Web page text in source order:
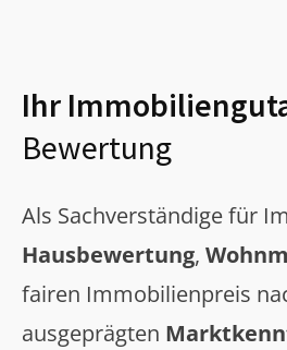
Ihr
Bewertung
Als Sachverständige für
Hausbewertung,
fairen Immobilienpreis
ausgeprägten